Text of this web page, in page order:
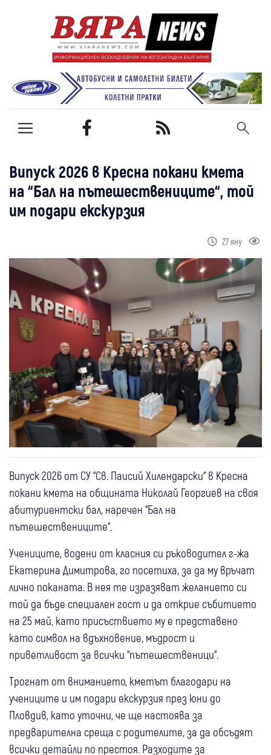
Випуск 2026 в Кресна покани кмета
на “Бал на пътешествениците“, той
им подари екскурзия
27 яну
Випуск 2026 от СУ “Св. Паисий Хилендарски“ в Кресна
покани кмета на общината Николай Георгиев на своя
абитуриентски бал, наречен “Бал на
пътешествениците“.
Учениците, водени от класния си ръководител г-жа
Екатерина Димитрова, го посетиха, за да му връчат
лично поканата. В нея те изразяват желанието си
той да бъде специален гост и да открие събитието
на 25 май, като присъствието му е представено
като символ на вдъхновение, мъдрост и
приветливост за всички “пътешественици“.
Трогнат от вниманието, кметът благодари на
учениците и им подари екскурзия през юни до
Пловдив, като уточни, че ще настоява за
предварителна среща с родителите, за да обсъдят
всички детайли по престоя. Разходите за